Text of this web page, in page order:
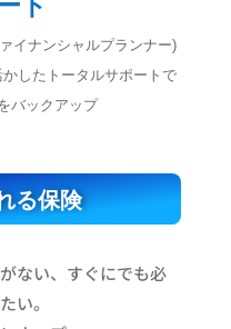
イナンシャルプランナー)
したトータルサポートで
バックアップ
る保険
ない、すぐにでも必
い。